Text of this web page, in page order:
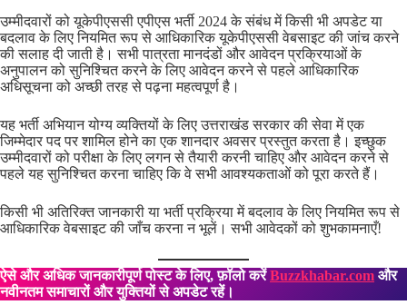
उम्मीदवारों को यूकेपीएससी एपीएस भर्ती 2024 के संबंध में किसी भी अपडेट या
बदलाव के लिए नियमित रूप से आधिकारिक यूकेपीएससी वेबसाइट की जांच करने
की सलाह दी जाती है। सभी पात्रता मानदंडों और आवेदन प्रक्रियाओं के
अनुपालन को सुनिश्चित करने के लिए आवेदन करने से पहले आधिकारिक
अधिसूचना को अच्छी तरह से पढ़ना महत्वपूर्ण है।
यह भर्ती अभियान योग्य व्यक्तियों के लिए उत्तराखंड सरकार की सेवा में एक
जिम्मेदार पद पर शामिल होने का एक शानदार अवसर प्रस्तुत करता है। इच्छुक
उम्मीदवारों को परीक्षा के लिए लगन से तैयारी करनी चाहिए और आवेदन करने से
पहले यह सुनिश्चित करना चाहिए कि वे सभी आवश्यकताओं को पूरा करते हैं।
किसी भी अतिरिक्त जानकारी या भर्ती प्रक्रिया में बदलाव के लिए नियमित रूप से
आधिकारिक वेबसाइट की जाँच करना न भूलें। सभी आवेदकों को शुभकामनाएँ!
ऐसे और अधिक जानकारीपूर्ण पोस्ट के लिए, फ़ॉलो करेंBuzzkhabar.com और
नवीनतम समाचारों और युक्तियों से अपडेट रहें।